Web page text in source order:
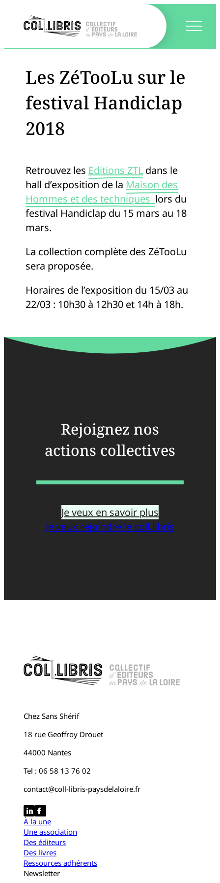
Les ZéTooLu sur le
festival Handiclap
2018
Retrouvez les Editions ZTL dans le
hall d’exposition de la Maison des
Hommes et des techniques lors du
festival Handiclap du 15 mars au 18
mars.
La collection complète des ZéTooLu
sera proposée.
Horaires de l’exposition du 15/03 au
22/03 : 10h30 à 12h30 et 14h à 18h.
Rejoignez nos
actions collectives
Je veux en savoir plus
Je veux rejoindre le coll.libris
Chez Sans Shérif
18 rue Geoffroy Drouet
44000 Nantes
Tel : 06 58 13 76 02
contact@coll-libris-paysdelaloire.fr
À la une
Une association
Des éditeurs
Des livres
Ressources adhérents
Newsletter